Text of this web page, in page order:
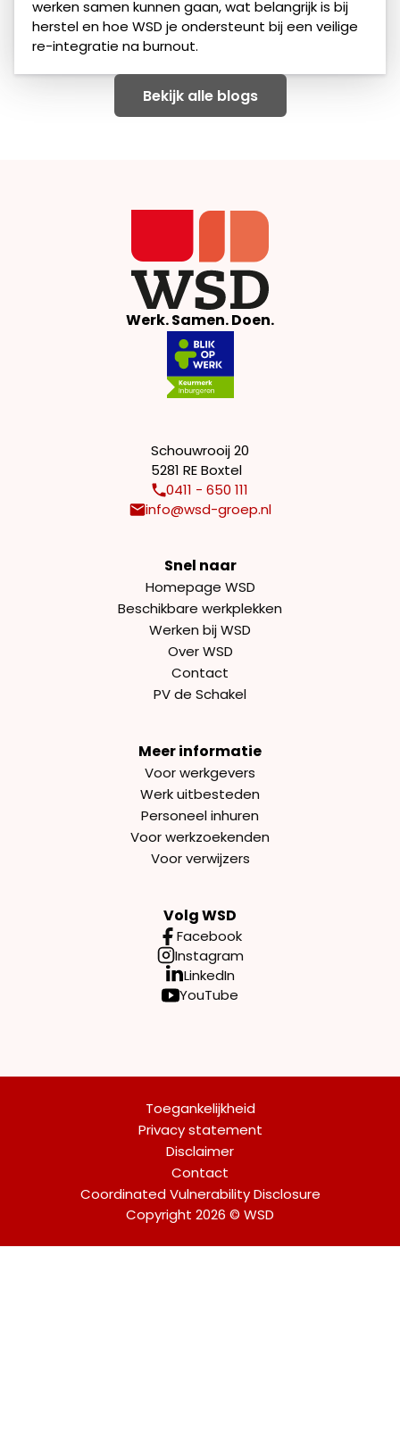
werken samen kunnen gaan, wat belangrijk is bij
herstel en hoe WSD je ondersteunt bij een veilige
re-integratie na burnout.
Bekijk alle blogs
Werk. Samen. Doen.
Schouwrooij 20
5281 RE Boxtel
0411 - 650 111
info@wsd-groep.nl
Snel naar
Homepage WSD
Beschikbare werkplekken
Werken bij WSD
Over WSD
Contact
PV de Schakel
Meer informatie
Voor werkgevers
Werk uitbesteden
Personeel inhuren
Voor werkzoekenden
Voor verwijzers
Volg WSD
Facebook
Instagram
LinkedIn
YouTube
Toegankelijkheid
Privacy statement
Disclaimer
Contact
Coordinated Vulnerability Disclosure
Copyright 2026 © WSD